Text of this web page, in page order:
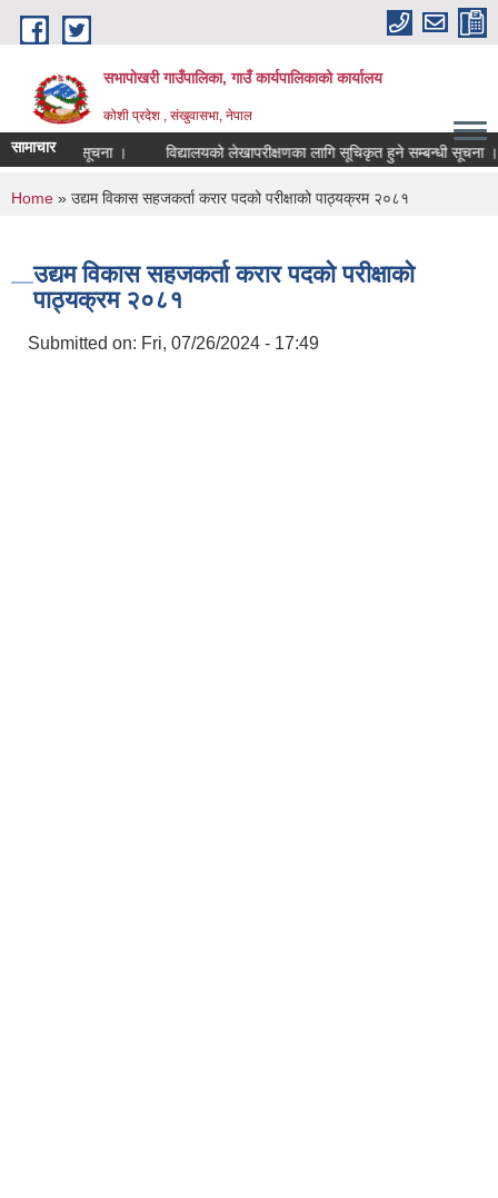
Skip to main content
सभापोखरी गाउँपालिका, गाउँ कार्यपालिकाको कार्यालय
कोशी प्रदेश , संखुवासभा, नेपाल
सामाचार
सम्बन्धी सूचना । विद्यालयको लेखापरीक्षणका लागि सूचिकृत हुने सम्बन्धी सूचना ।
You are here
Home » उद्यम विकास सहजकर्ता करार पदको परीक्षाको पाठ्यक्रम २०८१
उद्यम विकास सहजकर्ता करार पदको परीक्षाको
पाठ्यक्रम २०८१
Submitted on: Fri, 07/26/2024 - 17:49